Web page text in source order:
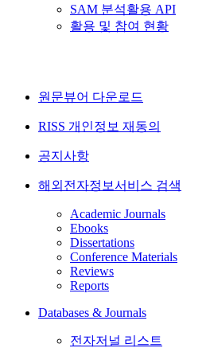
SAM 분석활용 API
활용 및 참여 현황
원문뷰어 다운로드
RISS 개인정보 재동의
공지사항
해외전자정보서비스 검색
Academic Journals
Ebooks
Dissertations
Conference Materials
Reviews
Reports
Databases & Journals
전자저널 리스트